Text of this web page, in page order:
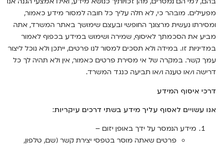
מפעילים. מובהר כי, לא חלה עליך כל חובה למסור מידע כאמור,
ומסירתו נעשית מרצונך החופשי ובעצם שימושך באתר המשרד, אתה
מביע את הסכמתך לאיסוף, שמירה ושימוש במידע בכפוף לאמור
במדיניות זו. במידה ולא תסכים למסור לנו פרטים, ייתכן ולא נוכל ליצור
עמך קשר. במקרה של אי מסירת פרטים כאמור, אין ולא תהיה לך כל
דרישה ו/או טענה ו/או תביעה כנגד המשרד.
דרכי איסוף המידע
אנו עשויים לאסוף עליך מידע בשתי דרכים עיקריות:
מידע הנמסר על ידך באופן יזום –
פרטים שאתה מוסר בטפסי יצירת קשר (שם, טלפון,